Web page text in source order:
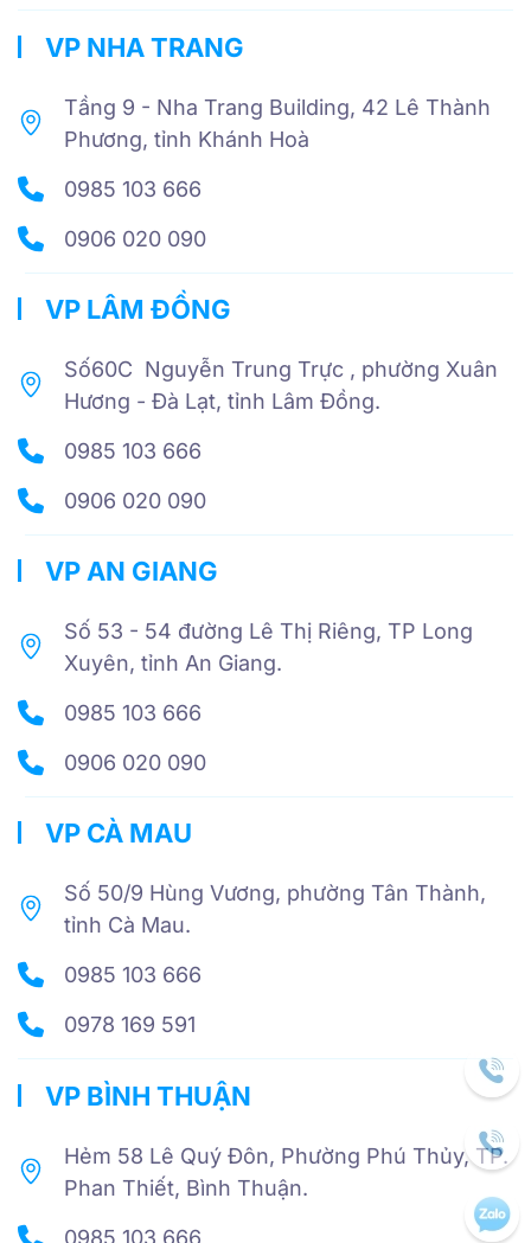
VP NHA TRANG
Tầng 9 - Nha Trang Building, 42 Lê Thành
Phương, tỉnh Khánh Hoà
0985 103 666
0906 020 090
VP LÂM ĐỒNG
Số60C Nguyễn Trung Trực , phường Xuân
Hương - Đà Lạt, tỉnh Lâm Đồng.
0985 103 666
0906 020 090
VP AN GIANG
Số 53 - 54 đường Lê Thị Riêng, TP Long
Xuyên, tỉnh An Giang.
0985 103 666
0906 020 090
VP CÀ MAU
Số 50/9 Hùng Vương, phường Tân Thành,
tỉnh Cà Mau.
0985 103 666
0978 169 591
VP BÌNH THUẬN
Hẻm 58 Lê Quý Đôn, Phường Phú Thủy, TP.
Phan Thiết, Bình Thuận.
0985 103 666